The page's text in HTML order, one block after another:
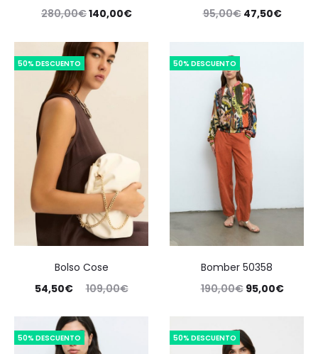
280,00€140,00€
95,00€ 47,50€
50% DESCUENTO
Bolso Cose
109,00€
54,50€
50% DESCUENTO
Bomber 50358
190,00€ 95,00€
50% DESCUENTO 50% DESCUENTO